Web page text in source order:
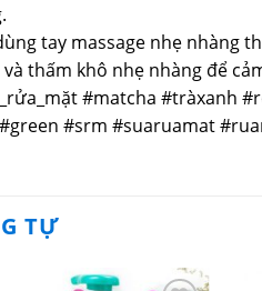
tay massage nhẹ nhàng
thấm khô nhẹ nhàng để
#matcha #tràxanh
#srm #suaruamat
TỰ